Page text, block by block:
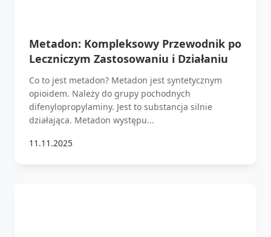
Metadon: Kompleksowy Przewodnik po
Leczniczym Zastosowaniu i Działaniu
Co to jest metadon? Metadon jest syntetycznym
opioidem. Należy do grupy pochodnych
difenylopropylaminy. Jest to substancja silnie
działająca. Metadon występu...
11.11.2025